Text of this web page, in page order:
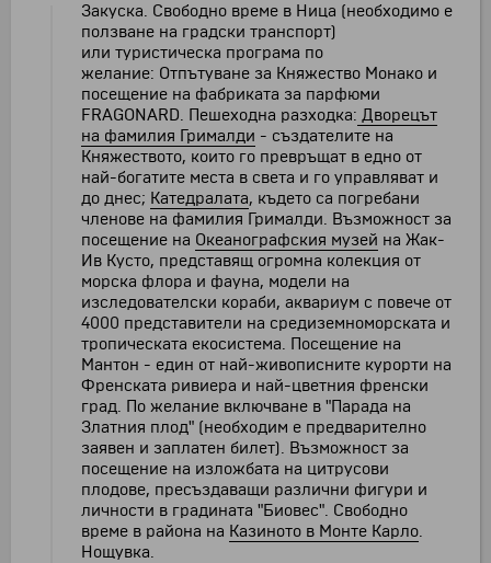
Закуска. Свободно време в Ница (необходимо е
ползване на градски транспорт)
или туристическа програма по
желание: Отпътуване за Княжество Монако и
посещение на фабриката за парфюми
FRAGONARD. Пешеходна разходка: Дворецът
на фамилия Грималди - създатeлите на
Княжеството, които го превръщат в едно от
най-богатите места в света и го управляват и
до днес; Катедралата, където са погребани
членове на фамилия Грималди. Възможност за
посещение на Океанографския музей на Жак-
Ив Кусто, представящ огромна колекция от
морска флора и фауна, модели на
изследователски кораби, аквариум с повече от
4000 представители на средиземноморската и
тропическата екосистема. Посещение на
Мантон - един от най-живописните курорти на
Френската ривиера и най-цветния френски
град. По желание включване в "Парада на
Златния плод" (необходим е предварително
заявен и заплатен билет). Възможност за
посещение на изложбата на цитрусови
плодове, пресъздаващи различни фигури и
личности в градината "Биовес". Свободно
време в района на Казиното в Монте Карло.
Нощувка.